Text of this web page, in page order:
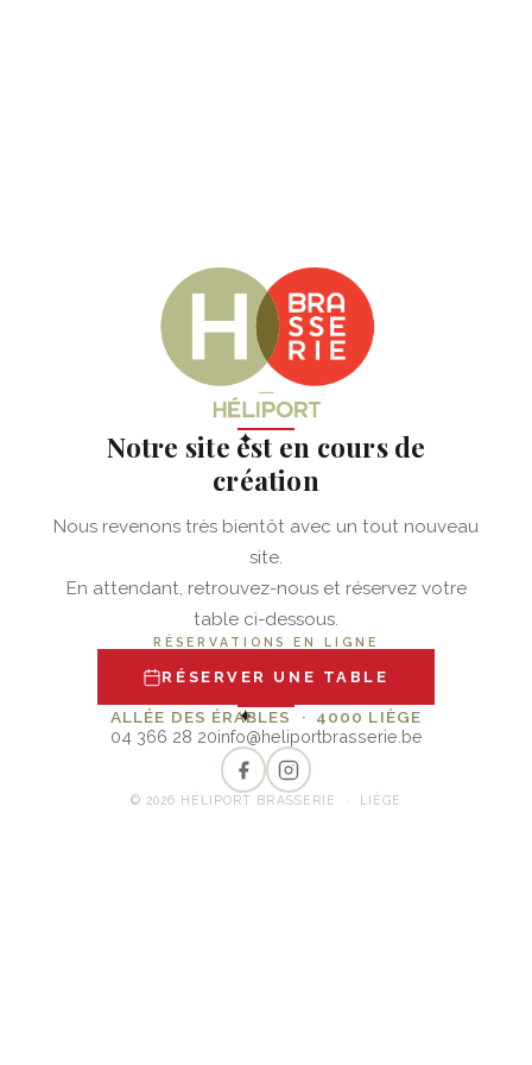
✦
Notre site est en cours de
création
Nous revenons très bientôt avec un tout nouveau
site.
En attendant, retrouvez-nous et réservez votre
table ci-dessous.
RÉSERVATIONS EN LIGNE
RÉSERVER UNE TABLE
✦
ALLÉE DES ÉRABLES · 4000 LIÈGE
04 366 28 20info@heliportbrasserie.be
© 2026 HÉLIPORT BRASSERIE · LIÈGE